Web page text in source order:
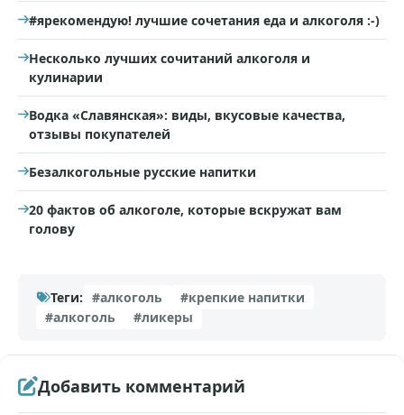
#ярекомендую! лучшие сочетания еда и алкоголя :-)
Несколько лучших сочитаний алкоголя и
кулинарии
Водка «Славянская»: виды, вкусовые качества,
отзывы покупателей
Безалкогольные русские напитки
20 фактов об алкоголе, которые вскружат вам
голову
Теги: #алкоголь
#крепкие напитки
#алкоголь
#ликеры
Добавить комментарий